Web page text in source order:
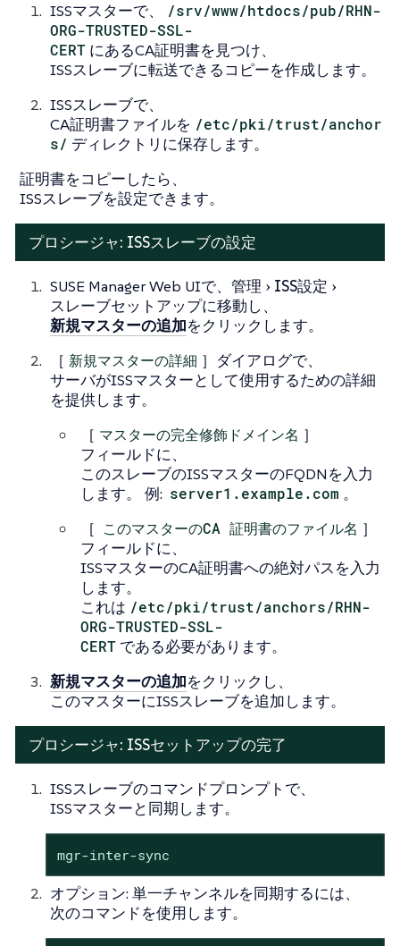
ISSマスターで、
/srv/www/htdocs/pub/RHN-
ORG-TRUSTED-SSL-
CERT にあるCA証明書を見つけ、
ISSスレーブに転送できるコピーを作成します。
ISSスレーブで、
CA証明書ファイルを /etc/pki/trust/anchor
s/ ディレクトリに保存します。
証明書をコピーしたら、
ISSスレーブを設定できます。
プロシージャ: ISSスレーブの設定
SUSE Manager Web UIで、 管理
ISS設定
スレーブセットアップに移動し、
新規マスターの追加をクリックします。
［ 新規マスターの詳細 ］ダイアログで、
サーバがISSマスターとして使用するための詳細
を提供します。
［ マスターの完全修飾ドメイン名 ］
フィールドに、
このスレーブのISSマスターのFQDNを入力
します。 例: server1.example.com 。
［ このマスターのCA 証明書のファイル名 ］
フィールドに、
ISSマスターのCA証明書への絶対パスを入力
します。
これは /etc/pki/trust/anchors/RHN-
ORG-TRUSTED-SSL-
CERT である必要があります。
新規マスターの追加をクリックし、
このマスターにISSスレーブを追加します。
プロシージャ: ISSセットアップの完了
ISSスレーブのコマンドプロンプトで、
ISSマスターと同期します。
mgr-inter-sync
オプション: 単一チャンネルを同期するには、
次のコマンドを使用します。